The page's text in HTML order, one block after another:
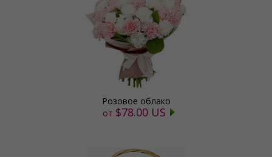
Розовое облако
от $78.00 US